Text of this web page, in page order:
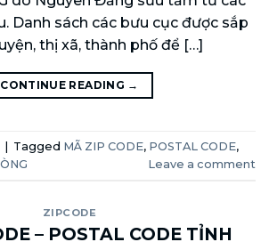
Danh sách các bưu cục được sắp
thị xã, thành phố để […]
CONTINUE READING →
Tagged MÃ ZIP CODE, POSTAL CODE,
Leave a comment
ZIPCODE
– POSTAL CODE TỈNH